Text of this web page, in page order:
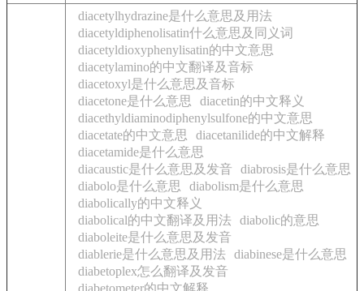
diacetylhydrazine是什么意思及用法
diacetyldiphenolisatin什么意思及同义词
diacetyldioxyphenylisatin的中文意思
diacetylamino的中文翻译及音标
diacetoxyl是什么意思及音标
diacetone是什么意思
diacetin的中文释义
diacethyldiaminodiphenylsulfone的中文意思
diacetate的中文意思
diacetanilide的中文解释
diacetamide是什么意思
diacaustic是什么意思及发音
diabrosis是什么意思
diabolo是什么意思
diabolism是什么意思
diabolically的中文释义
diabolical的中文翻译及用法 diabolic的意思
diaboleite是什么意思及发音
diablerie是什么意思及用法 diabinese是什么意思
diabetoplex怎么翻译及发音
diabetometer的中文解释